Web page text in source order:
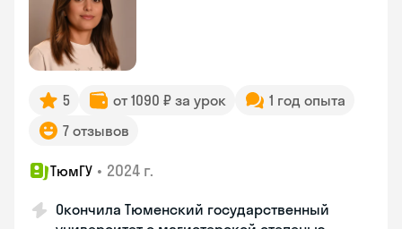
5 от 1090 ₽ за урок
1 год опыта
7 отзывов
ТюмГУ • 2024 г.
Окончила Тюменский государственный